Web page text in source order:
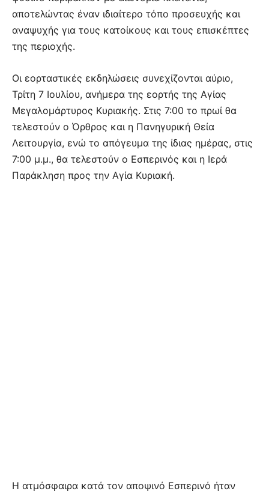
αποτελώντας έναν ιδιαίτερο τόπο προσευχής και
αναψυχής για τους κατοίκους και τους επισκέπτες
της περιοχής.
Οι εορταστικές εκδηλώσεις συνεχίζονται αύριο,
Τρίτη 7 Ιουλίου, ανήμερα της εορτής της Αγίας
Μεγαλομάρτυρος Κυριακής. Στις 7:00 το πρωί θα
τελεστούν ο Όρθρος και η Πανηγυρική Θεία
Λειτουργία, ενώ το απόγευμα της ίδιας ημέρας, στις
7:00 μ.μ., θα τελεστούν ο Εσπερινός και η Ιερά
Παράκληση προς την Αγία Κυριακή.
Η ατμόσφαιρα κατά τον αποψινό Εσπερινό ήταν